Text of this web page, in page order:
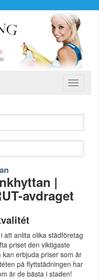
Toggle
|
avdraget
att anlita olika städföretag
priset den viktigaste
erbjuda priser som är
på flyttstädningen har
är de bästa i staden!